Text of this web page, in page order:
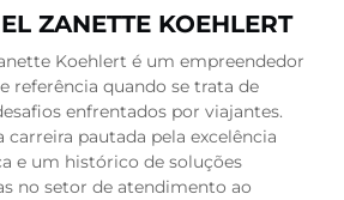
ZANETTE KOEHLERT
Koehlert é um empreendedor
referência quando se trata de
enfrentados por viajantes.
carreira pautada pela excelência
e um histórico de soluções
no setor de atendimento ao